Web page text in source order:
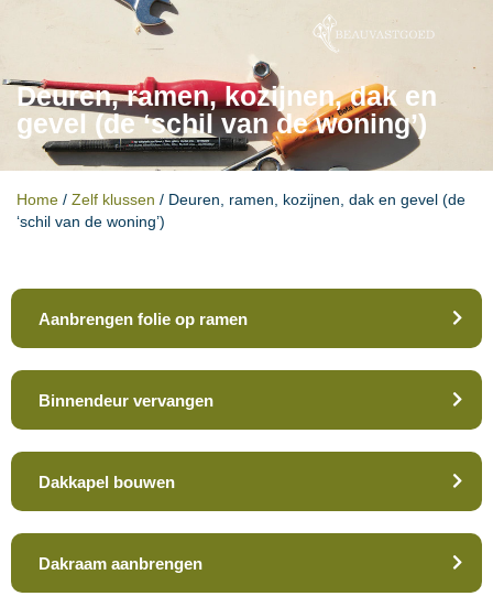
Deuren, ramen, kozijnen, dak en
gevel (de ‘schil van de woning’)
Home / Zelf klussen / Deuren, ramen, kozijnen, dak en gevel (de
‘schil van de woning’)
Aanbrengen folie op ramen
Binnendeur vervangen
Dakkapel bouwen
Dakraam aanbrengen